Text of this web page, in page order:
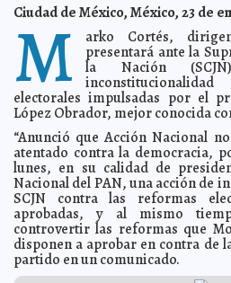
2023-02-01 09:00:46 Cuauhtémoc Cárdenas
Partida" y Méxicolectivo A7
2023-02-01 08:20:12 Renán Barrera presenta
Carnaval 2023 Laura Aldama
2023-01-30 21:41:27 Más de 200 millones de
vialidades en distintas zonas del
2023-01-30 21:35:41 El Ayuntamiento de
para los cursos propedéuticos de
admisión de educación básica, media
Briceño Sánchez
2023-01-30 21:27:04 Hidalgo Victoria,
Infonavit, hace campaña por Morena A7
2023-01-29 14:23:38 Renán Barrera con
Estado A7
2023-01-29 14:03:03 El Gobierno del Estado y
trabajan de la mano para impulsar
del medio ambiente Laura Aldama
Ciudad de México, México, 23 de
M arko Cortés,
presentará ante la
la Nación
electorales impulsadas por el
López Obrador, mejor conocida
“Anunció que Acción Nacional
atentado contra la democracia,
lunes, en su calidad de
Nacional del PAN, una acción de
SCJN contra las reformas
aprobadas, y al mismo
controvertir las reformas que
disponen a aprobar en contra de
partido en un comunicado.